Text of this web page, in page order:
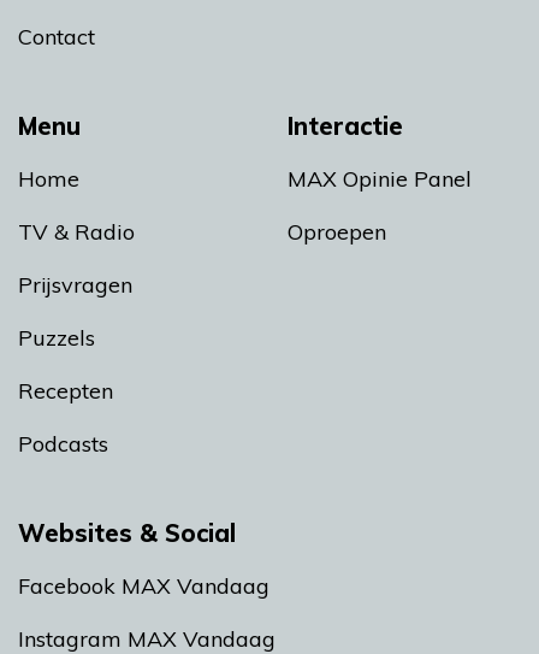
Menu
Home
TV & Radio
Prijsvragen
Puzzels
Recepten
Podcasts
Interactie
MAX Opinie Panel
Oproepen
Contact
Websites & Social
Facebook MAX Vandaag
Instagram MAX Vandaag